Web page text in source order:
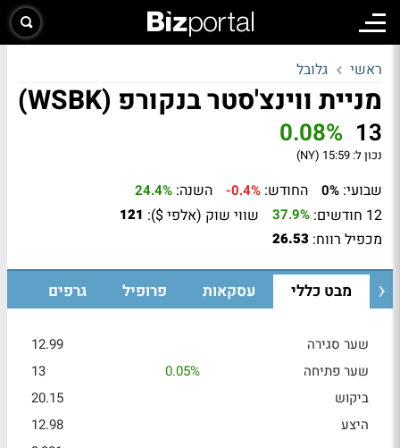
ראשי גלובל
מניית ווינצ'סטר בנקורפ (WSBK)
13
0.08%
נכון ל: 15:59 (NY)
שבועי: 0% החודש: -0.4% השנה: 24.4%
12 חודשים: 37.9% שווי שוק (אלפי $): 121
מכפיל רווח: 26.53
מבט כללי עסקאות פרופיל גרפים
שער סגירה
12.99
שער פתיחה
0.05%
13
ביקוש
20.15
היצע
12.98